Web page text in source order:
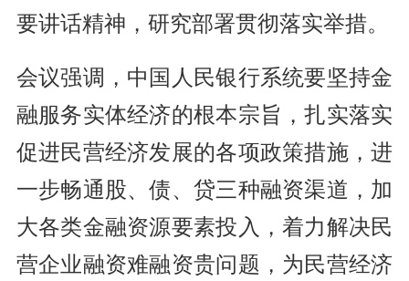
要讲话精神，研究部署贯彻落实举措。
会议强调，中国人民银行系统要坚持金
融服务实体经济的根本宗旨，扎实落实
促进民营经济发展的各项政策措施，进
一步畅通股、债、贷三种融资渠道，加
大各类金融资源要素投入，着力解决民
营企业融资难融资贵问题，为民营经济